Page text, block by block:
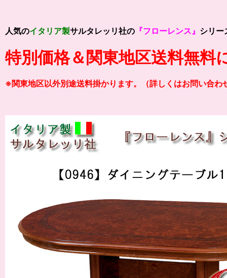
人気のイタリア製サルタレッリ社の 『フローレンス』 シリー
特別価格＆関東地区送料無料
※関東地区以外別途送料掛かります。（詳しくはお問い合わ